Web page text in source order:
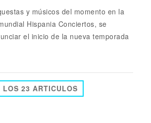
y músicos del momento en la
Hispania Conciertos, se
el inicio de la nueva temporada
LOS 23 ARTICULOS